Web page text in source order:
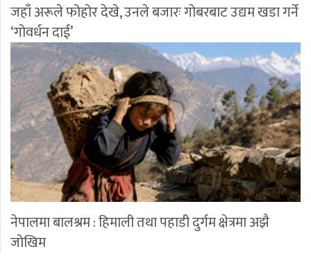
जहाँ अरूले फोहोर देखे, उनले बजारः गोबरबाट उद्यम खडा गर्ने
‘गोवर्धन दाई’
नेपालमा बालश्रम : हिमाली तथा पहाडी दुर्गम क्षेत्रमा अझै
जोखिम